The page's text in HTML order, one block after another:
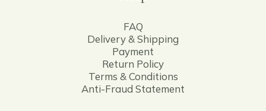
FAQ
Delivery & Shipping
Payment
Return Policy
Terms & Conditions
Anti-Fraud Statement